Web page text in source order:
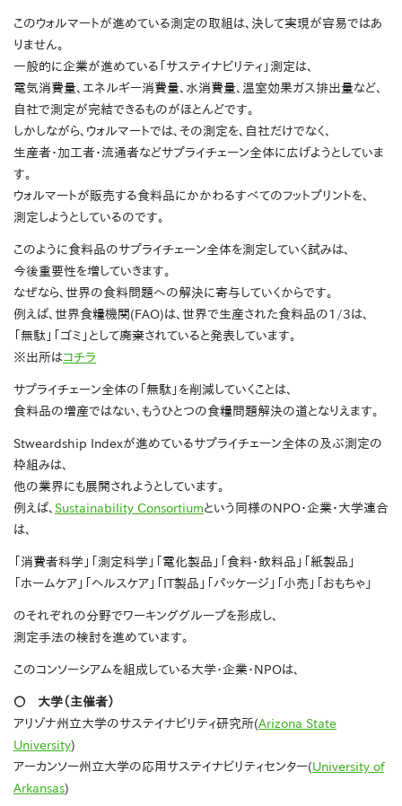
このウォルマートが進めている測定の取組は、決して実現が容易ではあ
りません。
一般的に企業が進めている「サステイナビリティ」測定は、
電気消費量、エネルギー消費量、水消費量、温室効果ガス排出量など、
自社で測定が完結できるものがほとんどです。
しかしながら、ウォルマートでは、その測定を、自社だけでなく、
生産者・加工者・流通者などサプライチェーン全体に広げようとしていま
す。
ウォルマートが販売する食料品にかかわるすべてのフットプリントを、
測定しようとしているのです。
このように食料品のサプライチェーン全体を測定していく試みは、
今後重要性を増していきます。
なぜなら、世界の食料問題への解決に寄与していくからです。
例えば、世界食糧機関(FAO)は、世界で生産された食料品の1/3は、
「無駄」「ゴミ」として廃棄されていると発表しています。
※出所はコチラ
サプライチェーン全体の「無駄」を削減していくことは、
食料品の増産ではない、もうひとつの食糧問題解決の道となりえます。
Stweardship Indexが進めているサプライチェーン全体の及ぶ測定の
枠組みは、
他の業界にも展開されようとしています。
例えば、 Sustainability Consortiumという同様のNPO・企業・大学連合
は、
「消費者科学」「測定科学」「電化製品」「食料・飲料品」「紙製品」
「ホームケア」「ヘルスケア」「IT製品」「パッケージ」「小売」「おもちゃ」
のそれぞれの分野でワーキンググループを形成し、
測定手法の検討を進めています。
このコンソーシアムを組成している大学・企業・NPOは、
〇 大学（主催者）
アリゾナ州立大学のサステイナビリティ研究所(Arizona State
University)
アーカンソー州立大学の応用サステイナビリティセンター(University of
Arkansas)